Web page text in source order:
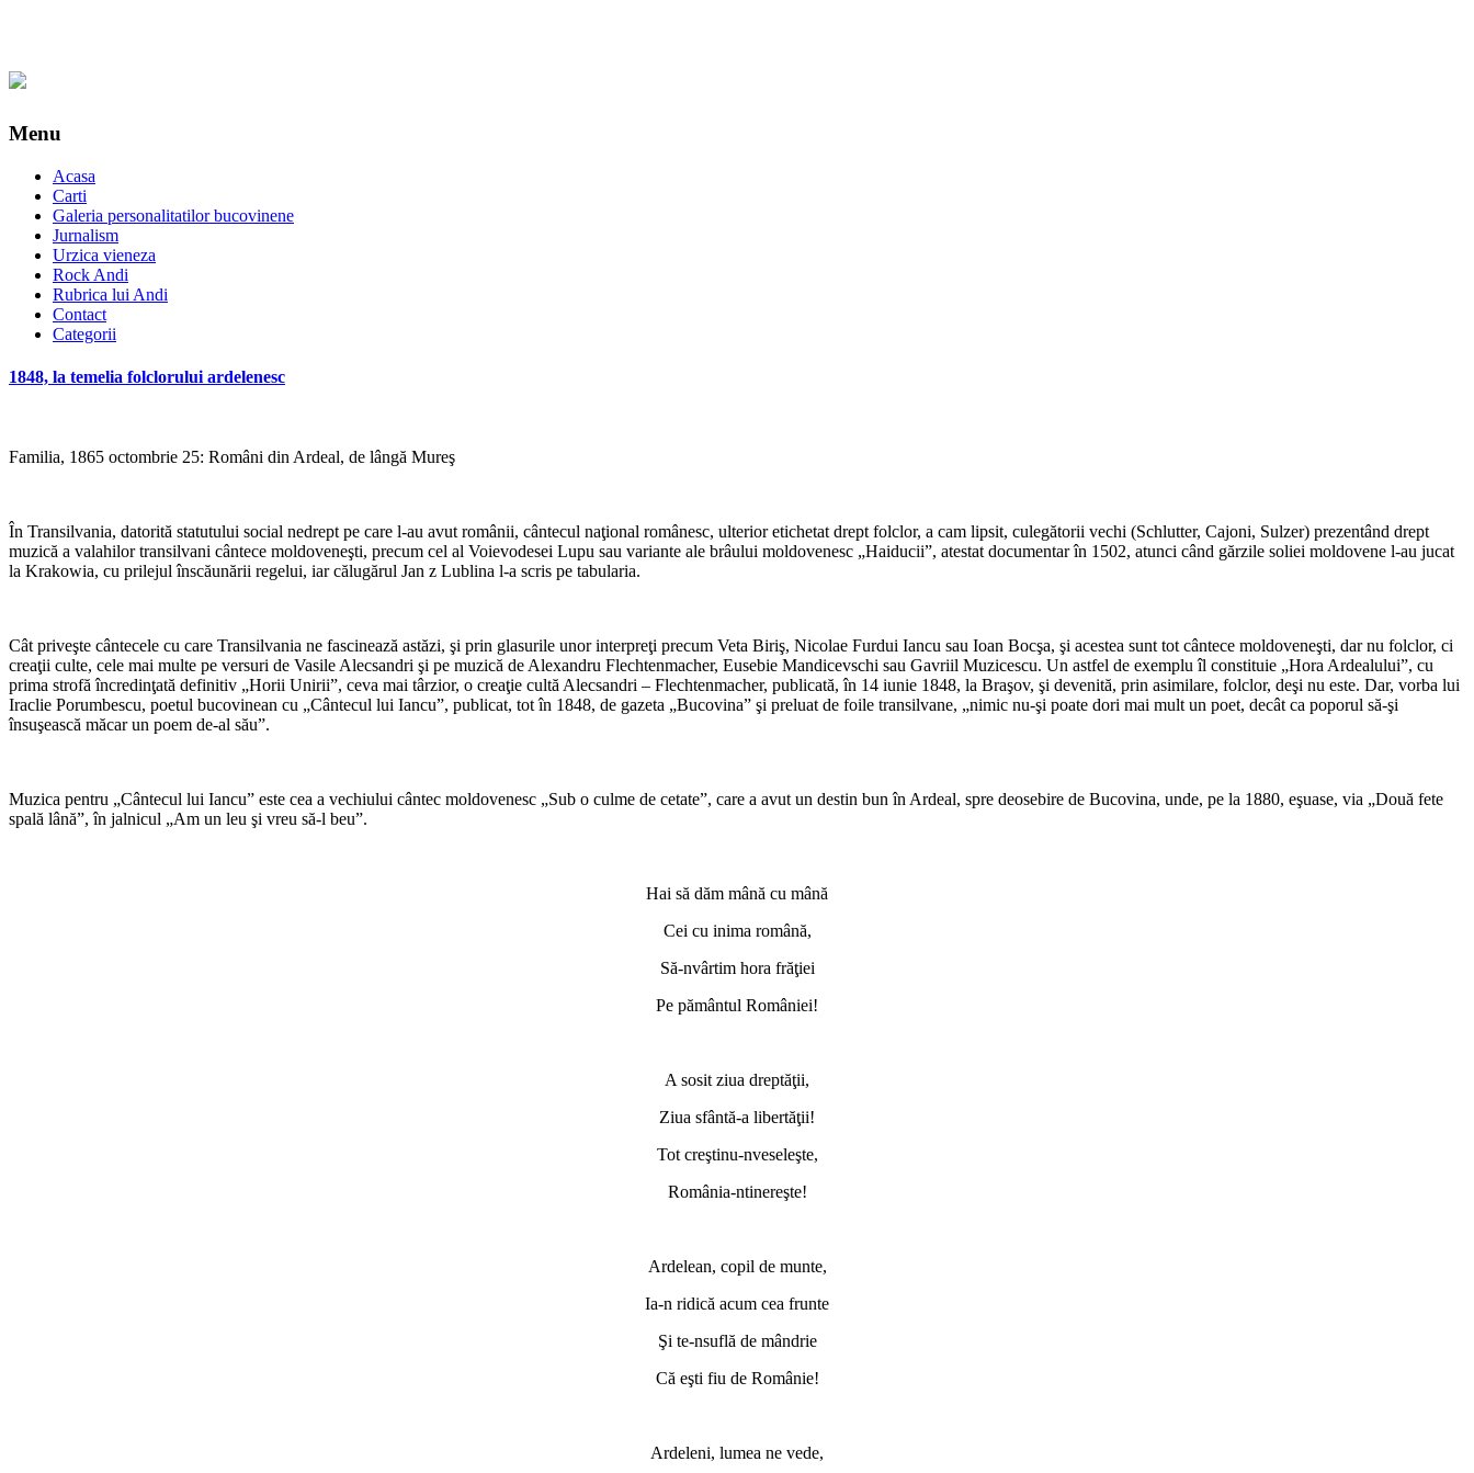
Menu
Acasa
Carti
Galeria personalitatilor bucovinene
Jurnalism
Urzica vieneza
Rock Andi
Rubrica lui Andi
Contact
Categorii
1848, la temelia folclorului ardelenesc
Familia, 1865 octombrie 25: Români din Ardeal, de lângă Mureş
În Transilvania, datorită statutului social nedrept pe care l-au avut românii, cântecul naţional românesc, ulterior etichetat drept folclor, a cam lipsit, culegătorii vechi (Schlutter, Cajoni, Sulzer) prezentând drept
muzică a valahilor transilvani cântece moldoveneşti, precum cel al Voievodesei Lupu sau variante ale brâului moldovenesc „Haiducii”, atestat documentar în 1502, atunci când gărzile soliei moldovene l-au jucat
la Krakowia, cu prilejul înscăunării regelui, iar călugărul Jan z Lublina l-a scris pe tabularia.
Cât priveşte cântecele cu care Transilvania ne fascinează astăzi, şi prin glasurile unor interpreţi precum Veta Biriş, Nicolae Furdui Iancu sau Ioan Bocşa, şi acestea sunt tot cântece moldoveneşti, dar nu folclor, ci
creaţii culte, cele mai multe pe versuri de Vasile Alecsandri şi pe muzică de Alexandru Flechtenmacher, Eusebie Mandicevschi sau Gavriil Muzicescu. Un astfel de exemplu îl constituie „Hora Ardealului”, cu
prima strofă încredinţată definitiv „Horii Unirii”, ceva mai târzior, o creaţie cultă Alecsandri – Flechtenmacher, publicată, în 14 iunie 1848, la Braşov, şi devenită, prin asimilare, folclor, deşi nu este. Dar, vorba lui
Iraclie Porumbescu, poetul bucovinean cu „Cântecul lui Iancu”, publicat, tot în 1848, de gazeta „Bucovina” şi preluat de foile transilvane, „nimic nu-şi poate dori mai mult un poet, decât ca poporul să-şi
însuşească măcar un poem de-al său”.
Muzica pentru „Cântecul lui Iancu” este cea a vechiului cântec moldovenesc „Sub o culme de cetate”, care a avut un destin bun în Ardeal, spre deosebire de Bucovina, unde, pe la 1880, eşuase, via „Două fete
spală lână”, în jalnicul „Am un leu şi vreu să-l beu”.
Hai să dăm mână cu mână
Cei cu inima română,
Să-nvârtim hora frăţiei
Pe pământul României!
A sosit ziua dreptăţii,
Ziua sfântă-a libertăţii!
Tot creştinu-nveseleşte,
România-ntinereşte!
Ardelean, copil de munte,
Ia-n ridică acum cea frunte
Şi te-nsuflă de mândrie
Că eşti fiu de Românie!
Ardeleni, lumea ne vede,